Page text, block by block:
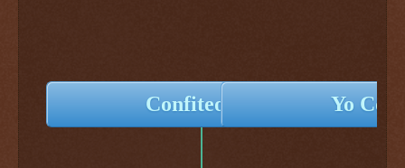
Confiteor Deo... Yo